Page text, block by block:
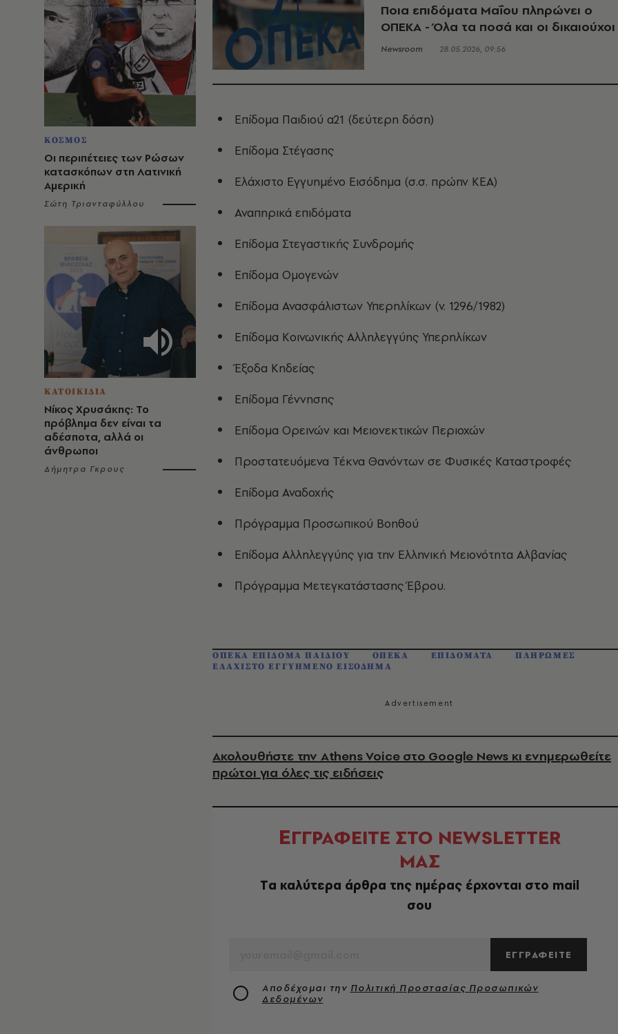
ΚΟΣΜΟΣ
Οι περιπέτειες των Ρώσων
κατασκόπων στη Λατινική
Αμερική
Σώτη Τριανταφύλλου
ΚΑΤΟΙΚΙΔΙΑ
Νίκος Χρυσάκης: Το
πρόβλημα δεν είναι τα
αδέσποτα, αλλά οι
άνθρωποι
Δήμητρα Γκρους
Ποια επιδόματα Μαΐου πληρώνει ο
ΟΠΕΚΑ - Όλα τα ποσά και οι δικαιούχοι
Newsroom 28.05.2026, 09:56
Επίδομα Παιδιού α21 (δεύτερη δόση)
Επίδομα Στέγασης
Ελάχιστο Εγγυημένο Εισόδημα (σ.σ. πρώην ΚΕΑ)
Αναπηρικά επιδόματα
Επίδομα Στεγαστικής Συνδρομής
Επίδομα Ομογενών
Επίδομα Ανασφάλιστων Υπερηλίκων (ν. 1296/1982)
Επίδομα Κοινωνικής Αλληλεγγύης Υπερηλίκων
Έξοδα Κηδείας
Επίδομα Γέννησης
Επίδομα Ορεινών και Μειονεκτικών Περιοχών
Προστατευόμενα Τέκνα Θανόντων σε Φυσικές Καταστροφές
Επίδομα Αναδοχής
Πρόγραμμα Προσωπικού Βοηθού
Επίδομα Αλληλεγγύης για την Ελληνική Μειονότητα Αλβανίας
Πρόγραμμα Μετεγκατάστασης Έβρου.
ΟΠΕΚΑ ΕΠΙΔΟΜΑ ΠΑΙΔΙΟΥ ΟΠΕΚΑ ΕΠΙΔΟΜΑΤΑ
ΠΛΗΡΩΜΕΣ
ΕΛΑΧΙΣΤΟ ΕΓΓΥΗΜΕΝΟ ΕΙΣΟΔΗΜΑ
Ακολουθήστε την Athens Voice στο Google News κι ενημερωθείτε
πρώτοι για όλες τις ειδήσεις
ΕΓΓΡΑΦΕΙΤΕ ΣΤΟ NEWSLETTER
ΜΑΣ
Tα καλύτερα άρθρα της ημέρας έρχονται στο mail
σου
ΕΓΓΡΑΦΕΙΤΕ
Αποδέχομαι την Πολιτική Προστασίας Προσωπικών
Δεδομένων